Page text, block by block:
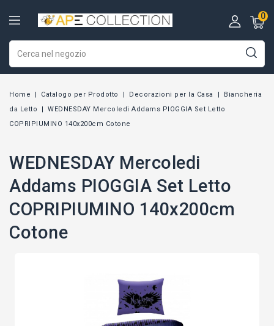
0
Home Catalogo per Prodotto Decorazioni per la Casa
Biancheria
da Letto
WEDNESDAY Mercoledi Addams PIOGGIA Set Letto
COPRIPIUMINO 140x200cm Cotone
WEDNESDAY Mercoledi
Addams PIOGGIA Set Letto
COPRIPIUMINO 140x200cm
Cotone